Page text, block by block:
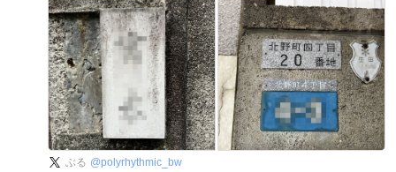
ぶる @polyrhythmic_bw